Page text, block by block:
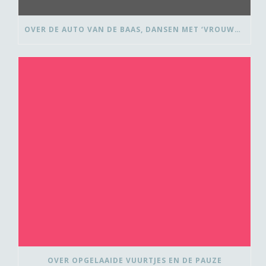
OVER DE AUTO VAN DE BAAS, DANSEN MET ‘VROUWEN VAN’ EN BEDANK-BLOMMEN
OVER OPGELAAIDE VUURTJES EN DE PAUZE